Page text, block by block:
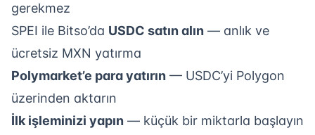
gerekmez
SPEI ile Bitso’da USDC satın alın — anlık ve
ücretsiz MXN yatırma
Polymarket’e para yatırın — USDC’yi Polygon
üzerinden aktarın
İlk işleminizi yapın — küçük bir miktarla başlayın